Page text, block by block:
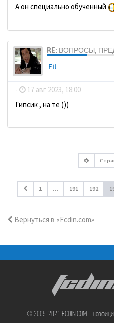
А он специально обученный
RE: ВОПРОСЫ,
Fil
- 17 авг 2023, 18:00
Гипсик , на те )))
1 … 191 192
Вернуться в «Fcdin.com»
© 2005-2021 FCDIN.COM -